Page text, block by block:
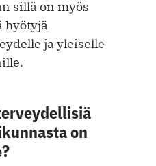
sillä on myös
hyötyjä
ja yleiselle
on